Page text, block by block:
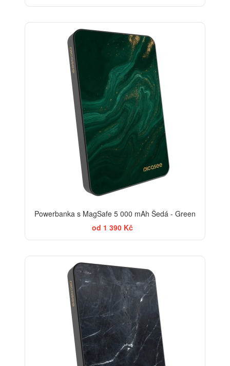
Powerbanka s MagSafe 5 000 mAh Šedá - Green
od 1 390 Kč